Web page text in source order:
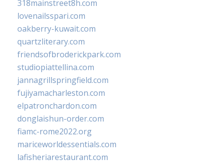
318mainstreet8h.com
lovenailsspari.com
oakberry-kuwait.com
quartzliterary.com
friendsofbroderickpark.com
studiopiattellina.com
jannagrillspringfield.com
fujiyamacharleston.com
elpatronchardon.com
donglaishun-order.com
fiamc-rome2022.org
mariceworldessentials.com
lafisheriarestaurant.com